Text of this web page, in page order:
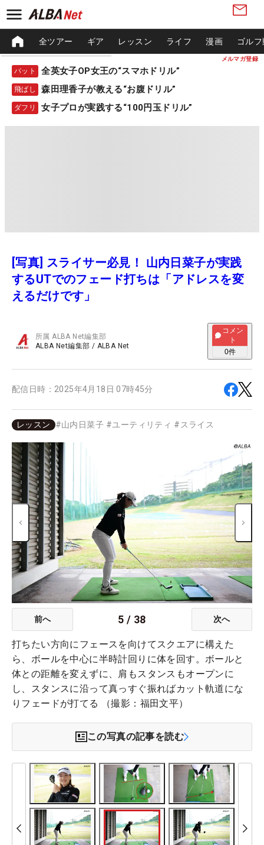
メルマガ登録
全ツアー ギア レッスン ライフ 漫画 ゴル
パット 全英女子OP女王の“スマホドリル”
飛ばし 森田理香子が教える“お腹ドリル”
ダフリ 女子プロが実践する“100円玉ドリル”
[写真] スライサー必見！ 山内日菜子が実践
するUTでのフェード打ちは「アドレスを変
えるだけです」
所属ALBA Net編集部
ALBA Net編集部 / ALBA Net
コメン
ト
0件
配信日時： 2025年4月18日 07時45分
レッスン #山内日菜子 #ユーティリティ # スライス
前へ 5 / 38 次へ
打ちたい方向にフェースを向けてスクエアに構えた
ら、ボールを中心に半時計回りに体を回す。ボールと
体との距離を変えずに、肩もスタンスもオープンに
し、スタンスに沿って真っすぐ振ればカット軌道にな
りフェードが打てる （撮影：福田文平）
この写真の記事を読む